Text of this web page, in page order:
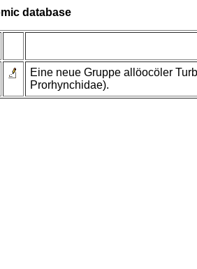
database
Eine neue Gruppe allöocöler
Prorhynchidae).